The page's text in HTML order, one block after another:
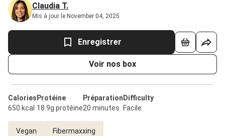
Claudia T.
Mis à jour le November 04, 2025
Enregistrer
Voir nos box
Calories
650 kcal
Protéine
18.9g protéine
Préparation
20 minutes
Difficulty
Facile
Vegan Fibermaxxing